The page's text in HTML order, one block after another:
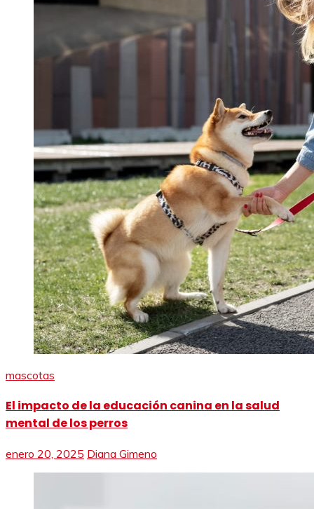
mascotas
El impacto de la educación canina en la salud
mental de los perros
enero 20, 2025 Diana Gimeno